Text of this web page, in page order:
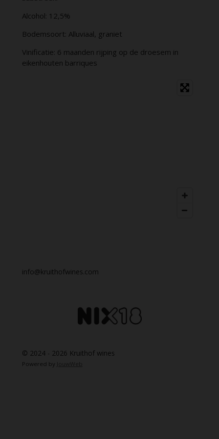
Alcohol: 12,5%
Bodemsoort: Alluviaal, graniet
Vinificatie: 6 maanden rijping op de droesem in
eikenhouten barriques
info@kruithofwines.com
© 2024 - 2026 Kruithof wines
Powered by JouwWeb